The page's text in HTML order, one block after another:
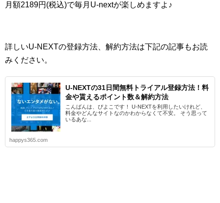
月額2189円(税込)で毎月U-nextが楽しめますよ♪
詳しいU-NEXTの登録方法、解約方法は下記の記事もお読
みください。
U-NEXTの31日間無料トライアル登録方法！料
金や貰えるポイント数＆解約方法
こんばんは、ぴよこです！ U-NEXTを利用したいけれど、
料金やどんなサイトなのかわからなくて不安。 そう思って
いるあな...
happys365.com